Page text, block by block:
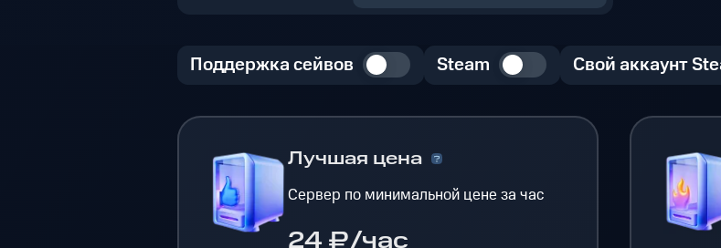
Поддержка сейвов Steam Свой аккаунт
Лучшая цена
Сервер по минимальной цене за час
24 ₽/час